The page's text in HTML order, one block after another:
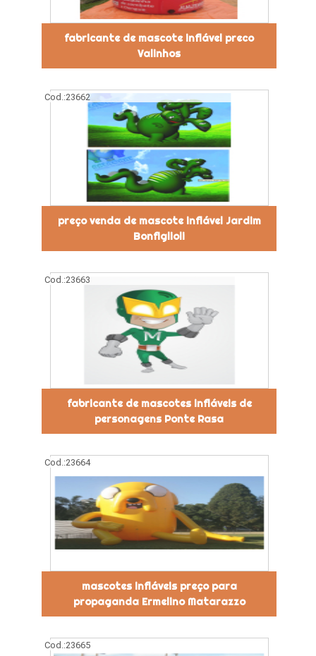
fabricante de mascote inflável preco
Valinhos
Cod.:23662
preço venda de mascote inflável Jardim
Bonfiglioli
Cod.:23663
fabricante de mascotes infláveis de
personagens Ponte Rasa
Cod.:23664
mascotes infláveis preço para
propaganda Ermelino Matarazzo
Cod.:23665